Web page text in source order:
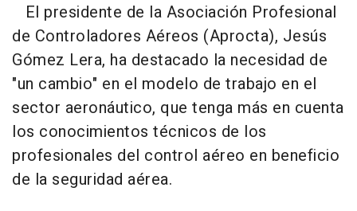
El presidente de la Asociación Profesional
de Controladores Aéreos (Aprocta), Jesús
Gómez Lera, ha destacado la necesidad de
"un cambio" en el modelo de trabajo en el
sector aeronáutico, que tenga más en cuenta
los conocimientos técnicos de los
profesionales del control aéreo en beneficio
de la seguridad aérea.